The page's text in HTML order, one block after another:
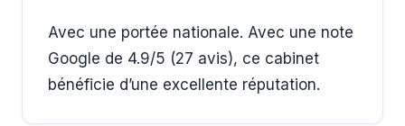
Avec une portée nationale. Avec une note
Google de 4.9/5 (27 avis), ce cabinet
bénéficie d’une excellente réputation.